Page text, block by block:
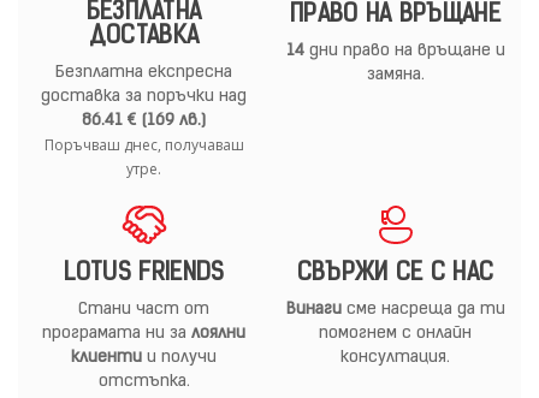
БЕЗПЛАТНА
ДОСТАВКА
Безплатна експресна
доставка за поръчки над
86.41 € (169 лв.)
Поръчваш днес, получаваш
утре.
ПРАВО НА ВРЪЩАНЕ
14дни право на връщане и
замяна.
LOTUS FRIENDS
Стани част от
програмата ни за лоялни
клиенти и получи
отстъпка.
СВЪРЖИ СЕ С НАС
Винагисме насреща да ти
помогнем с онлайн
консултация.